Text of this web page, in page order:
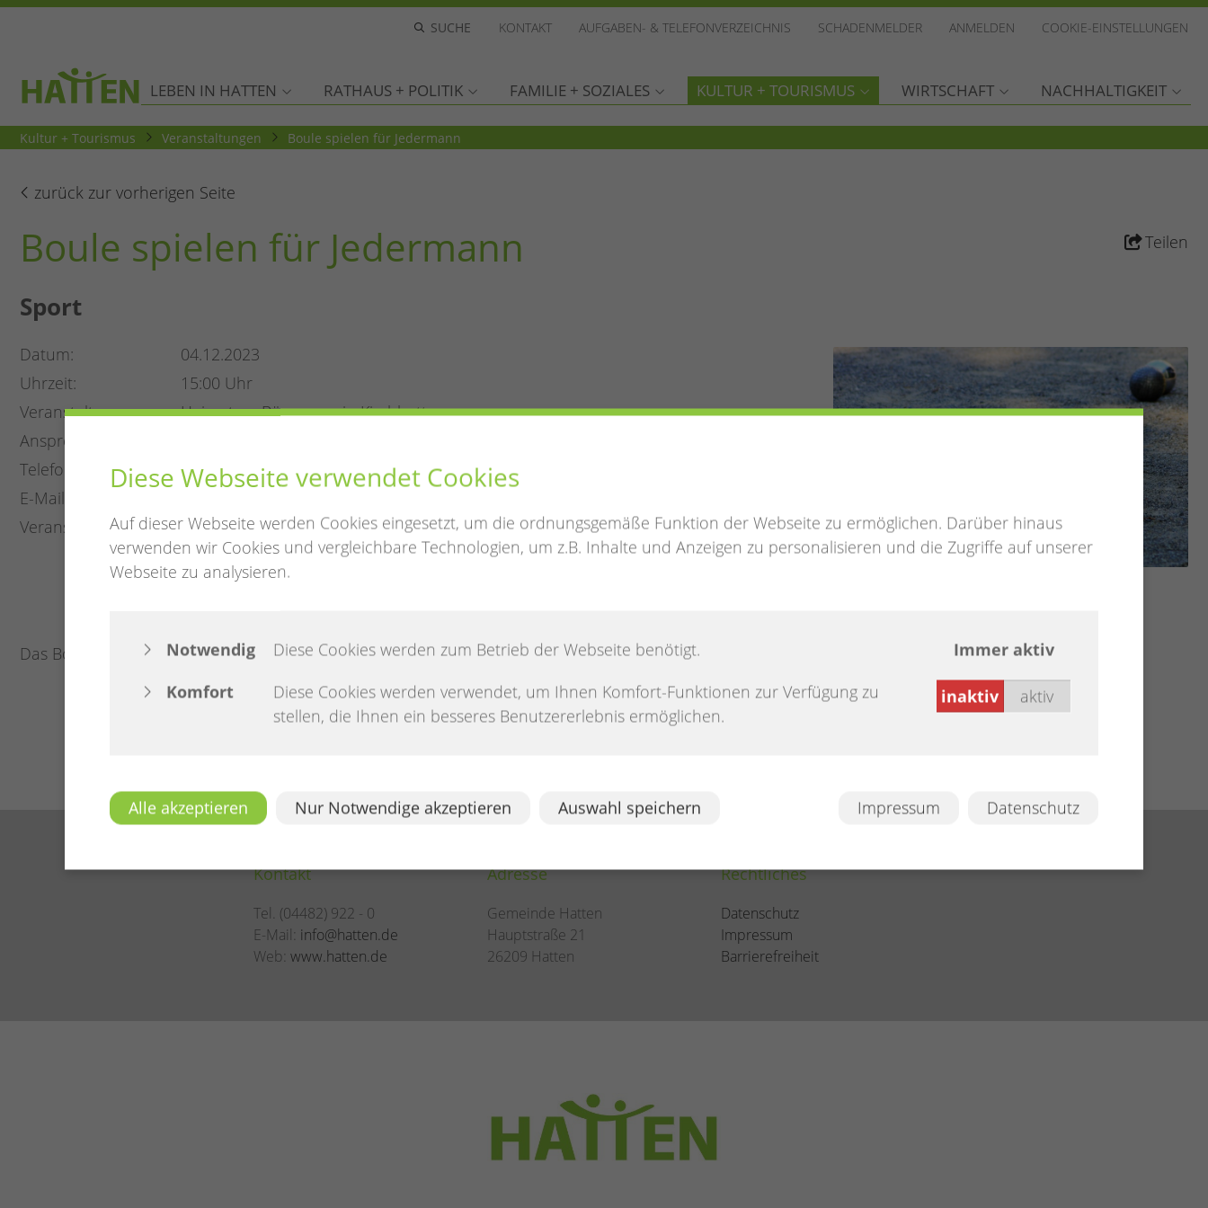
KONTAKT AUFGABEN- & TELEFONVERZEICHNIS SCHADENMELDER ANMELDEN COOKIE-EINSTELLUNGEN
LEBEN IN HATTEN RATHAUS + POLITIK FAMILIE + SOZIALES KULTUR + TOURISMUS WIRTSCHAFT NACHHALTIGKEIT
Kultur + Tourismus Veranstaltungen Boule spielen für Jedermann
zurück zur vorherigen Seite
Boule spielen für Jedermann Teilen
Sport
Datum
04.12.2023
Uhrzeit
15:00 Uhr
Veranstalter
Heimat- u. Bürgerverein Kirchhatten
Ansprechpartner
Telefon
04482 7799
E-Mail
Veranstaltungsort
Freizeit-Zentrum / Minigolfplatz
Kreyenweg 8
26209 Hatten
Das Boule spielen findet beim Freizeitzentrum/Minigolfplatz statt.
Kontakt
Tel. (04482) 922 - 0
E-Mail: info@hatten.de
Web: www.hatten.de
Adresse
Gemeinde Hatten
Hauptstraße 21
26209 Hatten
Rechtliches
Datenschutz
Impressum
Barrierefreiheit
Diese Webseite verwendet Cookies
Auf dieser Webseite werden Cookies eingesetzt, um die ordnungsgemäße Funktion der Webseite zu ermöglichen. Darüber hinaus
verwenden wir Cookies und vergleichbare Technologien, um z.B. Inhalte und Anzeigen zu personalisieren und die Zugriffe auf unserer
Webseite zu analysieren.
Notwendig Diese Cookies werden zum Betrieb der Webseite benötigt.
Immer aktiv
Komfort
Diese Cookies werden verwendet, um Ihnen Komfort-Funktionen zur Verfügung zu
stellen, die Ihnen ein besseres Benutzererlebnis ermöglichen.
inaktiv aktiv
Alle akzeptieren Nur Notwendige akzeptieren Auswahl speichern Datenschutz
Impressum